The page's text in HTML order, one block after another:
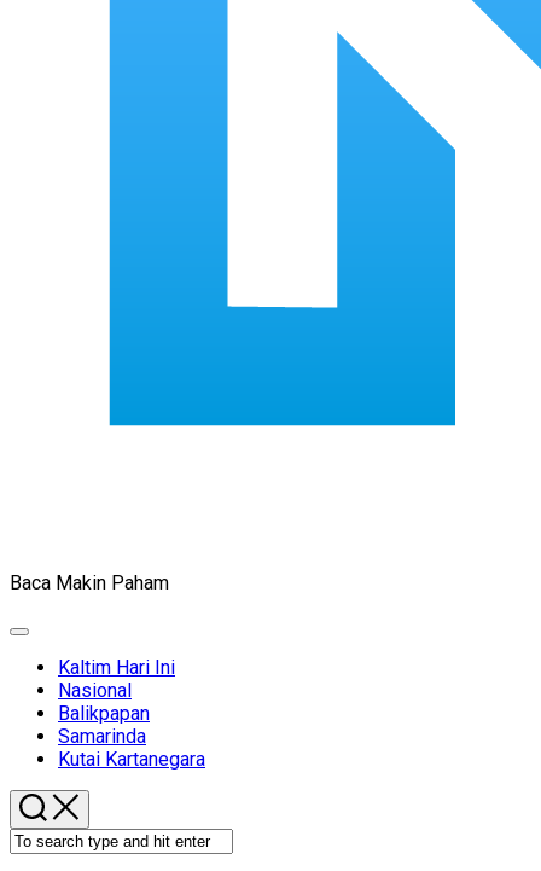
Baca Makin Paham
Expand
Kaltim Hari Ini
Nasional
Balikpapan
Samarinda
Kutai Kartanegara